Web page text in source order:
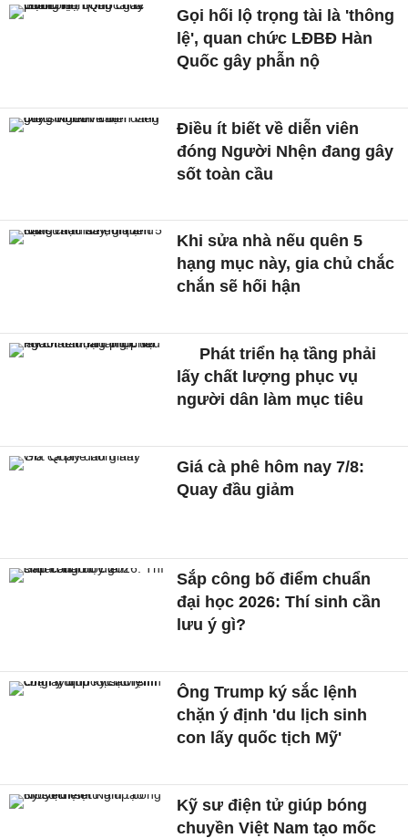
Gọi hối lộ trọng tài là 'thông
lệ', quan chức LĐBĐ Hàn
Quốc gây phẫn nộ
Điều ít biết về diễn viên
đóng Người Nhện đang gây
sốt toàn cầu
Khi sửa nhà nếu quên 5
hạng mục này, gia chủ chắc
chắn sẽ hối hận
Phát triển hạ tầng phải
lấy chất lượng phục vụ
người dân làm mục tiêu
Giá cà phê hôm nay 7/8:
Quay đầu giảm
Sắp công bố điểm chuẩn
đại học 2026: Thí sinh cần
lưu ý gì?
Ông Trump ký sắc lệnh
chặn ý định 'du lịch sinh
con lấy quốc tịch Mỹ'
Kỹ sư điện tử giúp bóng
chuyền Việt Nam tạo mốc